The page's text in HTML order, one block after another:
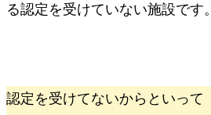
る認定を受けていない施設です。
認定を受けてないからといって